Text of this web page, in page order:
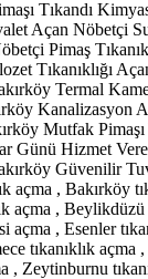
Tıkandı
Açan Nöbetçi
Pimaş
Tıkanıklığı
Termal
Kanalizasyon
Mutfak
Günü Hizmet
Güvenilir
açma , Bakırköy
açma ,
, Esenler
tıkanıklık açma
, Zeytinburnu